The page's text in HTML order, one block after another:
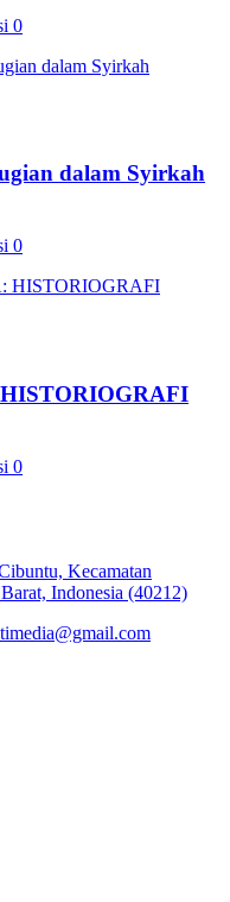
0
dalam Syirkah
0
0
Kecamatan
Indonesia (40212)